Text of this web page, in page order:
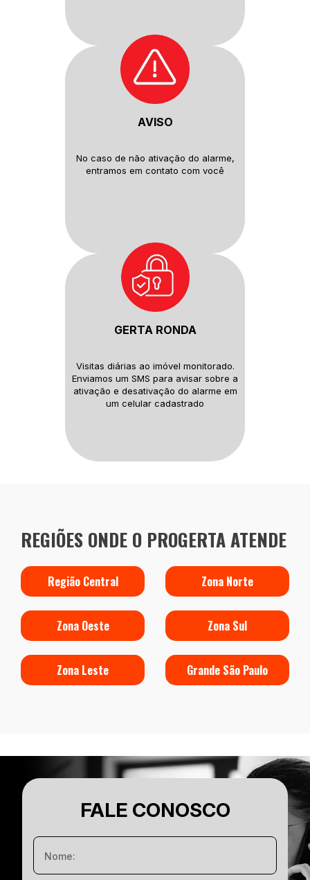
AVISO
No caso de não ativação do alarme,
entramos em contato com você
GERTA RONDA
Visitas diárias ao imóvel monitorado.
Enviamos um SMS para avisar sobre a
ativação e desativação do alarme em
um celular cadastrado
REGIÕES ONDE O PROGERTA ATENDE
Região Central Zona Norte
Zona Oeste Zona Sul
Zona Leste Grande São Paulo
FALE CONOSCO